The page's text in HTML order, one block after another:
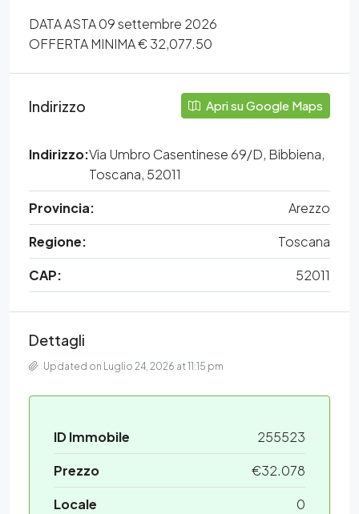
DATA ASTA 09 settembre 2026
OFFERTA MINIMA € 32,077.50
Indirizzo Apri su Google Maps
Indirizzo:Via Umbro Casentinese 69/D, Bibbiena,
Toscana, 52011
Provincia:
Arezzo
Regione:
Toscana
CAP:
52011
Dettagli
Updated on Luglio 24, 2026 at 11:15 pm
ID Immobile
255523
Prezzo
€32.078
Locale
0